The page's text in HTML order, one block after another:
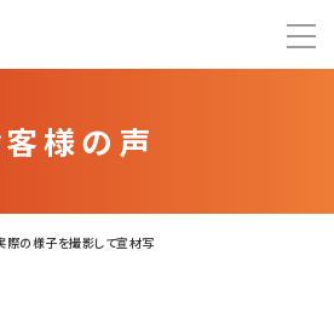
様の声
際の様子を撮影して宣材写真では得られない信用・親近感